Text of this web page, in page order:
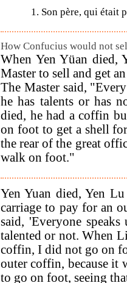
1. Son père, qui était
How Confucius would not
When Yen Yüan died,
Master to sell and get
The Master said,
he has talents or has
died, he had a coffin
on foot to get a shell
the rear of the great
walk on foot."
Yen Yuan died, Yen
carriage to pay for an
said, 'Everyone
talented or not. When
coffin, I did not go on
outer coffin, because it
to go on foot, seeing